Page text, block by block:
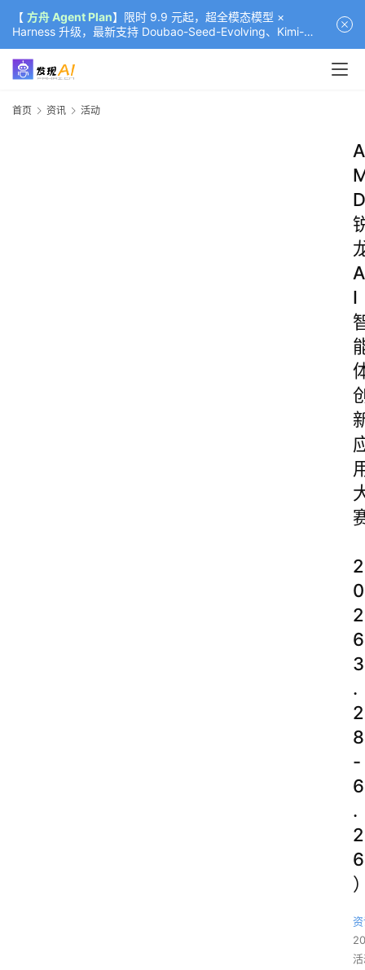
【 方舟 Agent Plan】限时 9.9 元起，超全模态模型 ×
Harness 升级，最新支持 Doubao-Seed-Evolving、Kimi-
K3（部分）、GLM-5.2
首页 资讯 活动
A
D
A
I
2
0
2
6
3
.
2
8
-
6
.
2
6